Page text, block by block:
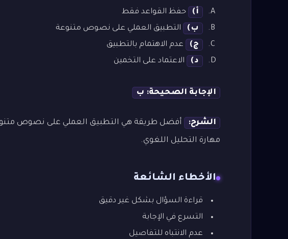
أ)
حفظ القواعد فقط
ب)
التطبيق العملي على نصوص متنوعة
ج)
عدم الاهتمام بالتطبيق
د)
الاعتماد على التخمين
الإجابة الصحيحة: ب
الشرح: أفضل طريقة هي التطبيق العملي على نصوص
مهارة التحليل اللغوي.
الأخطاء الشائعة
قراءة السؤال بشكل غير دقيق
التسرع في الإجابة
عدم الانتباه للتفاصيل